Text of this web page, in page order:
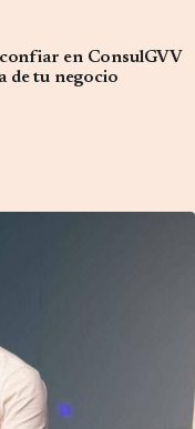
en ConsulGVV
de tu negocio